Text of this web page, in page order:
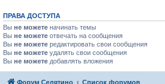
ПРАВА ДОСТУПА
Вы не можете начинать темы
Вы не можете отвечать на сообщения
Вы не можете редактировать свои сообщения
Вы не можете удалять свои сообщения
Вы не можете добавлять вложения
Форум Селятино Список форумов